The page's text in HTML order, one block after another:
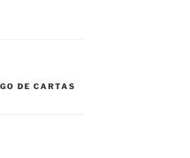
DE CARTAS